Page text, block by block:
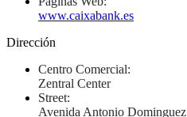
www.caixabank.es
Dirección
Centro Comercial:
Zentral Center
Street:
Avenida Antonio Dominguez